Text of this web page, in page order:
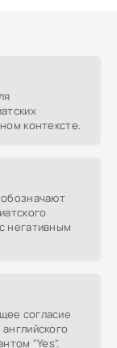
контексте.
негативным
согласие
"Yes".